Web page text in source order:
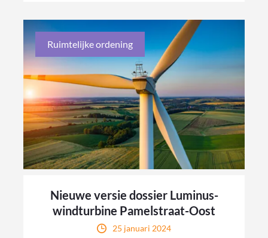
Ruimtelijke ordening
Nieuwe versie dossier Luminus-
windturbine Pamelstraat-Oost
25 januari 2024